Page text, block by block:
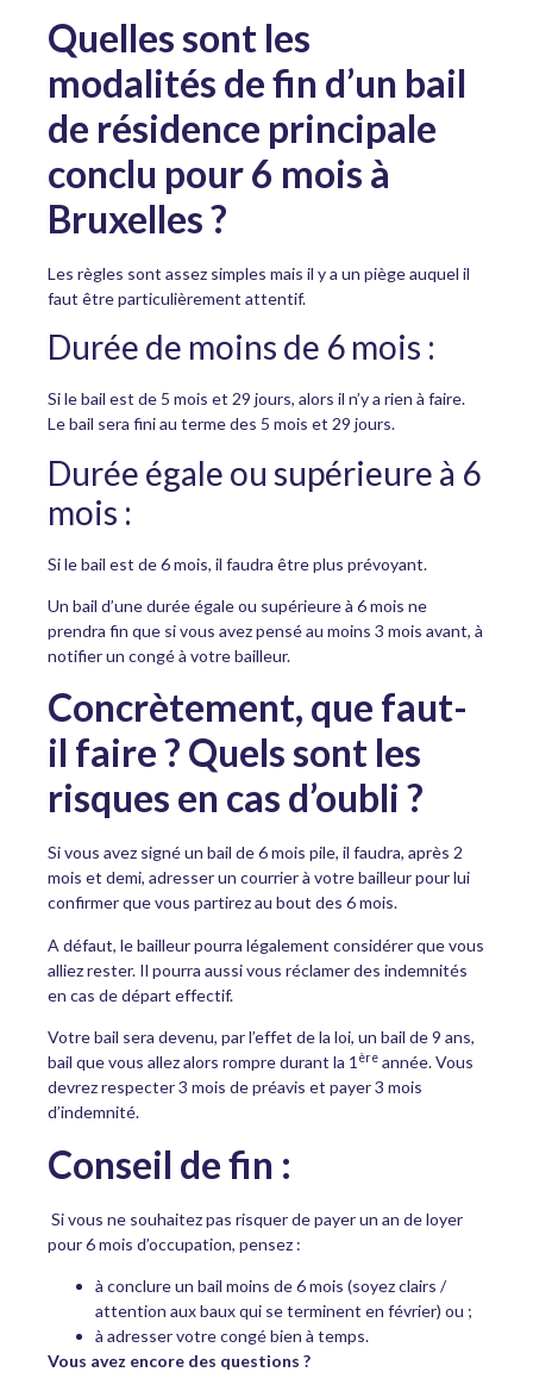
Quelles sont les
modalités de fin d’un bail
de résidence principale
conclu pour 6 mois à
Bruxelles ?
Les règles sont assez simples mais il y a un piège auquel il
faut être particulièrement attentif.
Durée de moins de 6 mois :
Si le bail est de 5 mois et 29 jours, alors il n’y a rien à faire.
Le bail sera fini au terme des 5 mois et 29 jours.
Durée égale ou supérieure à 6
mois :
Si le bail est de 6 mois, il faudra être plus prévoyant.
Un bail d’une durée égale ou supérieure à 6 mois ne
prendra fin que si vous avez pensé au moins 3 mois avant, à
notifier un congé à votre bailleur.
Concrètement, que faut-
il faire ? Quels sont les
risques en cas d’oubli ?
Si vous avez signé un bail de 6 mois pile, il faudra, après 2
mois et demi, adresser un courrier à votre bailleur pour lui
confirmer que vous partirez au bout des 6 mois.
A défaut, le bailleur pourra légalement considérer que vous
alliez rester. Il pourra aussi vous réclamer des indemnités
en cas de départ effectif.
Votre bail sera devenu, par l’effet de la loi, un bail de 9 ans,
bail que vous allez alors rompre durant la 1 ère année. Vous
devrez respecter 3 mois de préavis et payer 3 mois
d’indemnité.
Conseil de fin :
Si vous ne souhaitez pas risquer de payer un an de loyer
pour 6 mois d’occupation, pensez :
à conclure un bail moins de 6 mois (soyez clairs /
attention aux baux qui se terminent en février) ou ;
à adresser votre congé bien à temps.
Vous avez encore des questions ?